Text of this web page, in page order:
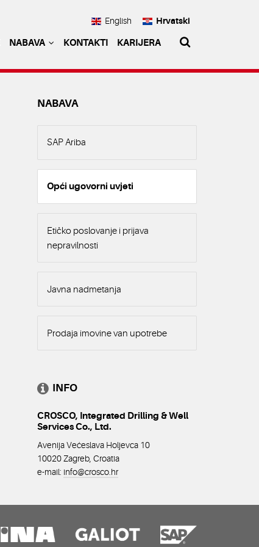
English Hrvatski
NABAVA KONTAKTI KARIJERA
NABAVA
SAP Ariba
Opći ugovorni uvjeti
Etičko poslovanje i prijava
nepravilnosti
Javna nadmetanja
Prodaja imovine van upotrebe
INFO
CROSCO, Integrated Drilling & Well
Services Co., Ltd.
Avenija Većeslava Holjevca 10
10020 Zagreb, Croatia
e-mail: info@crosco.hr